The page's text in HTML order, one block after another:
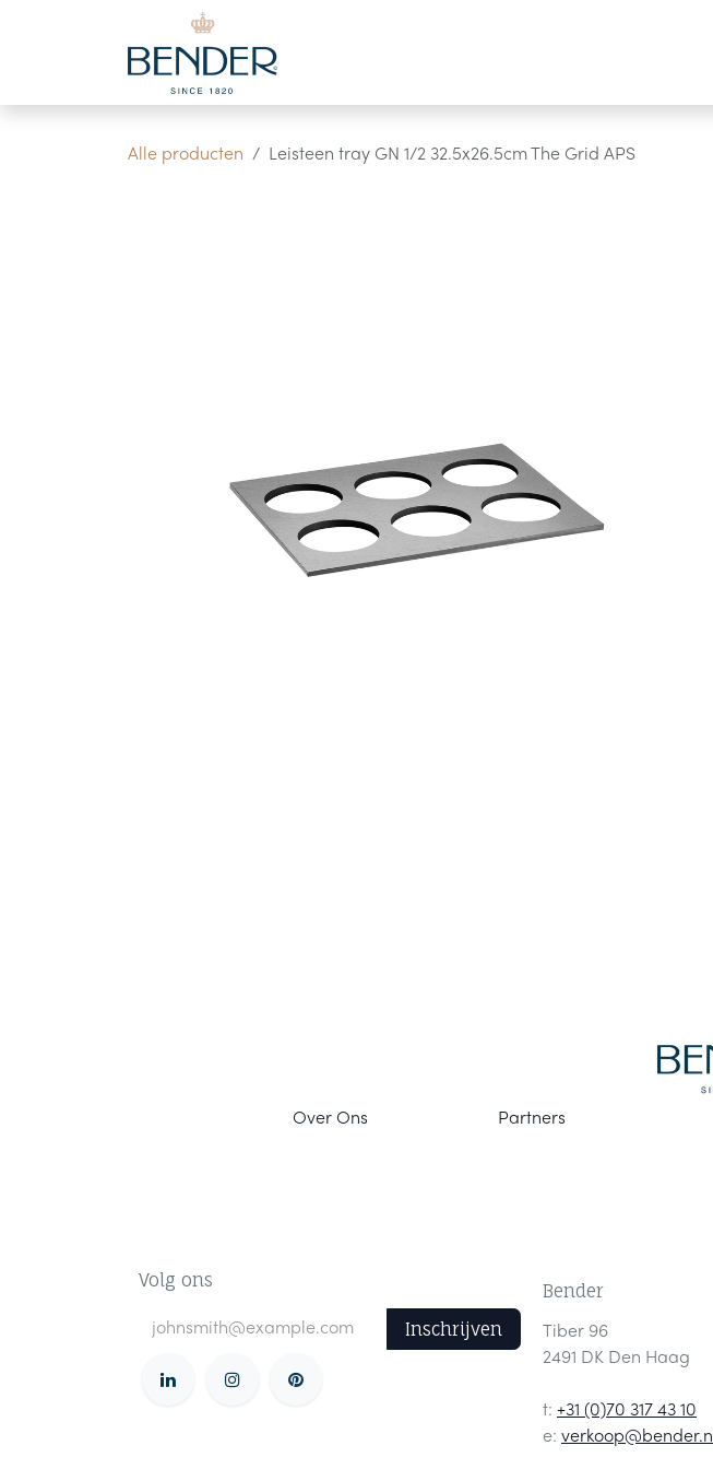
Overslaan naar inhoud
Alle producten Leisteen tray GN 1/2 32.5x26.5cm The Grid APS
Volg ons
Inschrijven
Bender
Tiber 96
2491 DK Den Haag
t: +31 (0)70 317 43 10
e: verkoop@bender.nl
Partners
Over Ons